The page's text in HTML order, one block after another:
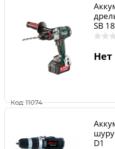
Код: 11074
SB
D1